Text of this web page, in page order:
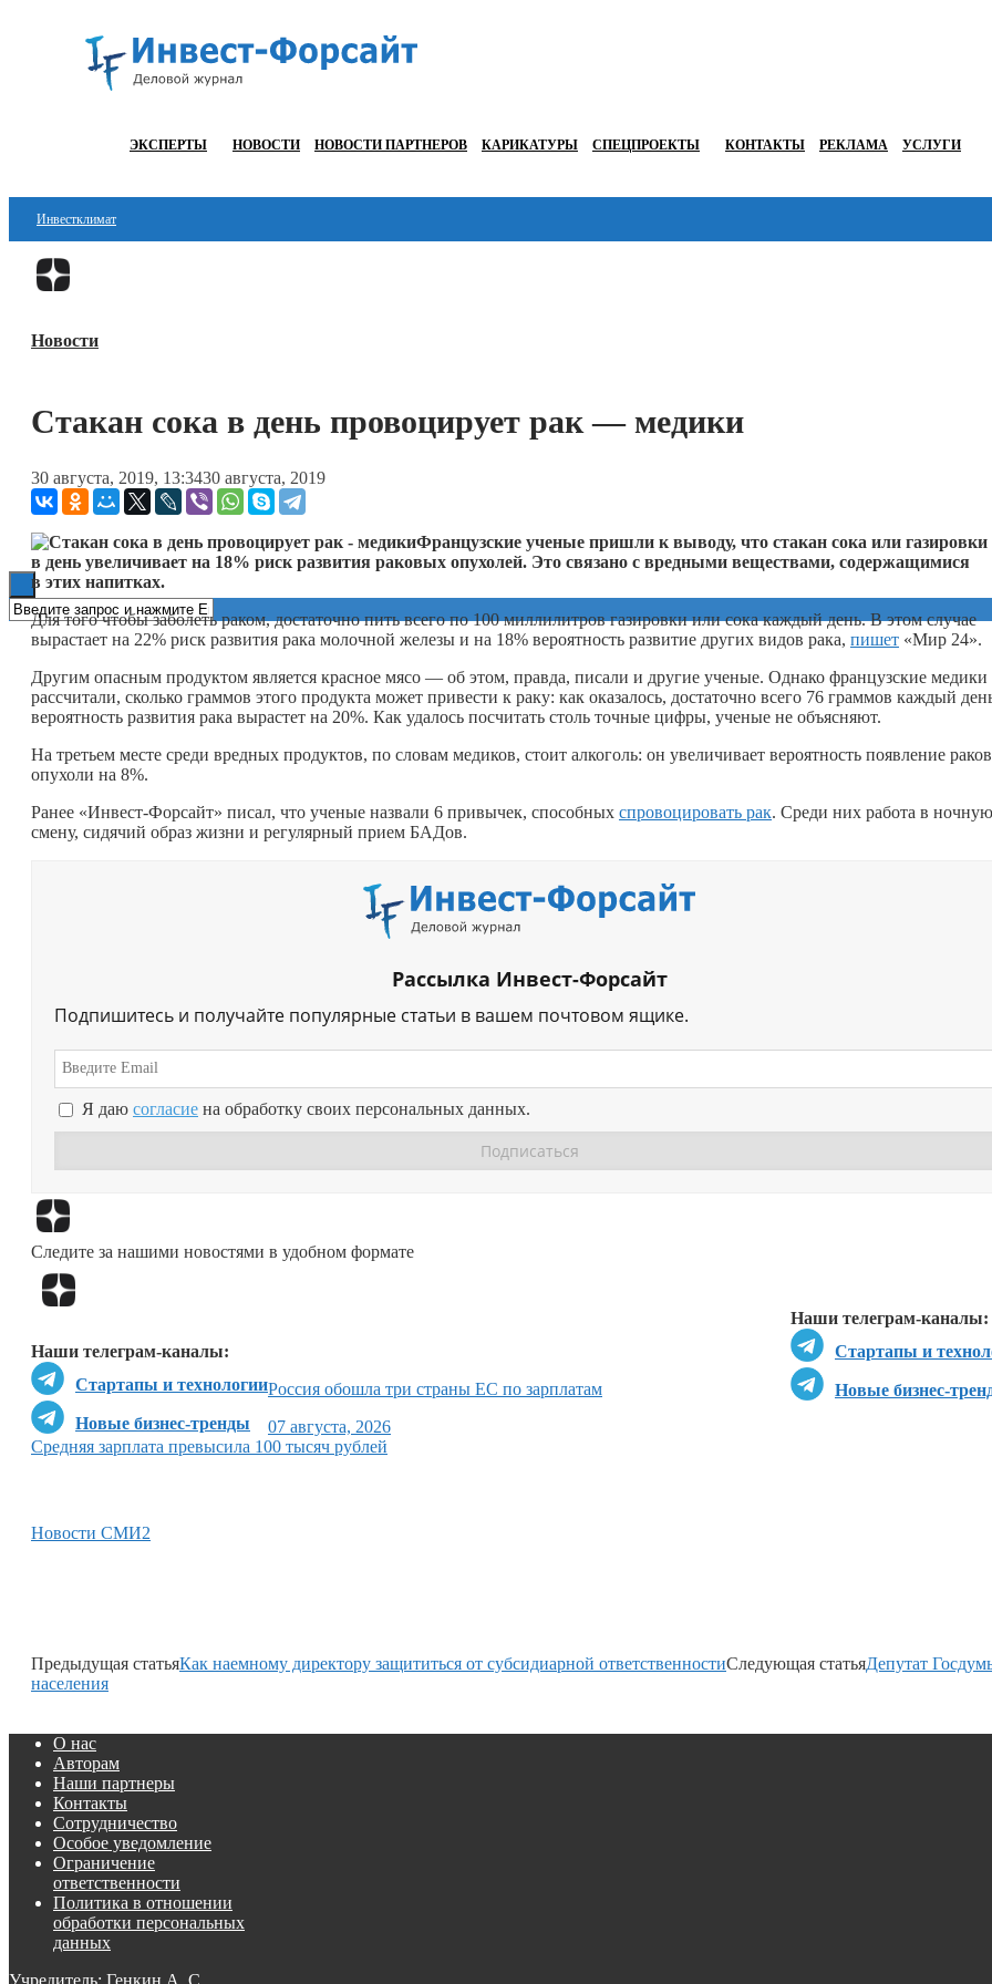
ЭКСПЕРТЫ НОВОСТИ НОВОСТИ ПАРТНЕРОВ КАРИКАТУРЫ СПЕЦПРОЕКТЫ КОНТАКТЫ РЕКЛАМА УСЛУГИ
Инвестклимат
Финансы
Блокчейн
ESG
Книги
Новости
Стакан сока в день провоцирует рак — медики
30 августа, 2019, 13:3430 августа, 2019
Французские ученые пришли к выводу, что стакан сока или газировки
в день увеличивает на 18% риск развития раковых опухолей. Это связано с вредными веществами, содержащимися
в этих напитках.
Для того чтобы заболеть раком, достаточно пить всего по 100 миллилитров газировки или сока каждый день. В этом случае
вырастает на 22% риск развития рака молочной железы и на 18% вероятность развитие других видов рака, пишет «Мир 24».
Другим опасным продуктом является красное мясо — об этом, правда, писали и другие ученые. Однако французские медики
рассчитали, сколько граммов этого продукта может привести к раку: как оказалось, достаточно всего 76 граммов каждый
вероятность развития рака вырастет на 20%. Как удалось посчитать столь точные цифры, ученые не объясняют.
На третьем месте среди вредных продуктов, по словам медиков, стоит алкоголь: он увеличивает вероятность появление
опухоли на 8%.
Ранее «Инвест-Форсайт» писал, что ученые назвали 6 привычек, способных спровоцировать рак. Среди них работа в ночную
смену, сидячий образ жизни и регулярный прием БАДов.
Рассылка Инвест-Форсайт
Подпишитесь и получайте популярные статьи в вашем почтовом ящике.
Я даю согласие на обработку своих персональных данных.
Следите за нашими новостями в удобном формате
Наши телеграм-каналы:
Стартапы и
Новые бизнес-
Наши телеграм-каналы:
Стартапы и технологии
Новые бизнес-тренды
Россия обошла три страны ЕС по зарплатам
07 августа, 2026
Средняя зарплата превысила 100 тысяч рублей
Новости СМИ2
Предыдущая статьяКак наемному директору защититься от субсидиарной ответственностиСледующая статьяДепутат
населения
О нас
Авторам
Наши партнеры
Контакты
Сотрудничество
Особое уведомление
Ограничение
ответственности
Политика в отношении
обработки персональных
данных